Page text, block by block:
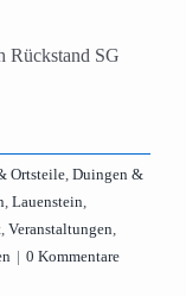
Rückstand SG
Ortsteile Duingen &
Lauenstein
Veranstaltungen
| 0 Kommentare